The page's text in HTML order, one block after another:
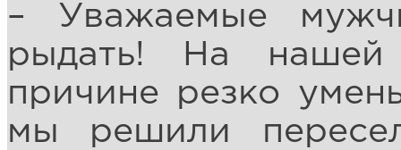
– Уважаемые
рыдать! На нашей
причине резко
мы решили